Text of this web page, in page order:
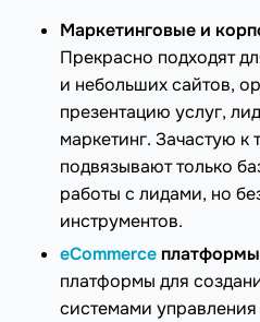
Маркетинговые и
Прекрасно подходят
и небольших сайтов,
презентацию услуг,
маркетинг. Зачастую к
подвязывают только
работы с лидами, но
инструментов.
еСommerce платформы
платформы для
системами